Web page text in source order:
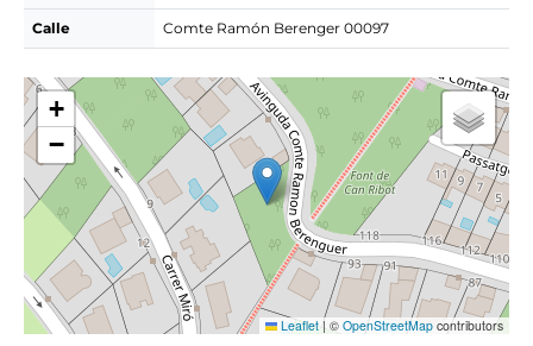
Calle Comte Ramón Berenger 00097
+
−
Leaflet | © OpenStreetMap contributors